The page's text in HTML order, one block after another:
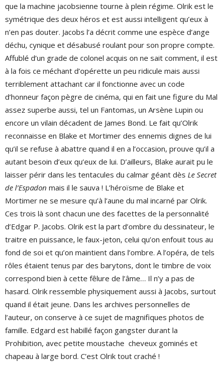
que la machine jacobsienne tourne à plein régime. Olrik est le
symétrique des deux héros et est aussi intelligent qu’eux à
n’en pas douter. Jacobs l’a décrit comme une espèce d’ange
déchu, cynique et désabusé roulant pour son propre compte.
Affublé d’un grade de colonel acquis on ne sait comment, il est
à la fois ce méchant d’opérette un peu ridicule mais aussi
terriblement attachant car il fonctionne avec un code
d’honneur façon pègre de cinéma, qui en fait une figure du Mal
assez superbe aussi, tel un Fantomas, un Arsène Lupin ou
encore un vilain décadent de James Bond. Le fait qu’Olrik
reconnaisse en Blake et Mortimer des ennemis dignes de lui
qu’il se refuse à abattre quand il en a l’occasion, prouve qu’il a
autant besoin d’eux qu’eux de lui. D’ailleurs, Blake aurait pu le
laisser périr dans les tentacules du calmar géant dès Le Secret
de l’Espadon mais il le sauva ! L’héroïsme de Blake et
Mortimer ne se mesure qu’à l’aune du mal incarné par Olrik.
Ces trois là sont chacun une des facettes de la personnalité
d’Edgar P. Jacobs. Olrik est la part d’ombre du dessinateur, le
traitre en puissance, le faux-jeton, celui qu’on enfouit tous au
fond de soi et qu’on maintient dans l’ombre. A l’opéra, de tels
rôles étaient tenus par des barytons, dont le timbre de voix
correspond bien à cette fêlure de l’âme… Il n’y a pas de
hasard. Olrik ressemble physiquement aussi à Jacobs, surtout
quand il était jeune. Dans les archives personnelles de
l’auteur, on conserve à ce sujet de magnifiques photos de
famille. Edgard est habillé façon gangster durant la
Prohibition, avec petite moustache cheveux gominés et
chapeau à large bord. C’est Olrik tout craché !